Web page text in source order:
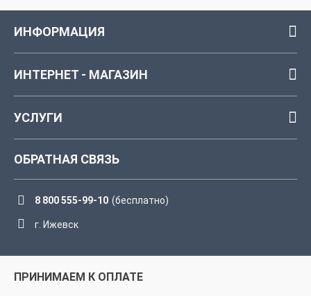
ИНФОРМАЦИЯ
ИНТЕРНЕТ - МАГАЗИН
УСЛУГИ
ОБРАТНАЯ СВЯЗЬ
8 800 555-99-10 (бесплатно)
г. Ижевск
ПРИНИМАЕМ К ОПЛАТЕ